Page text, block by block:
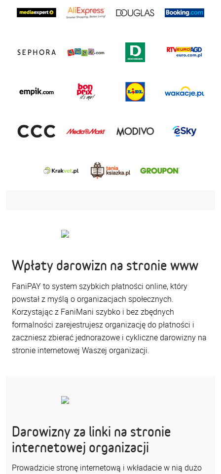
Wpłaty darowizn na stronie www
FaniPAY to system szybkich płatności online, który
powstał z myślą o organizacjach społecznych.
Korzystając z FaniMani szybko i bez zbędnych
formalności zarejestrujesz organizację do płatności i
zaczniesz zbierać jednorazowe i cykliczne darowizny na
stronie internetowej Waszej organizacji.
Darowizny za linki na stronie
internetowej organizacji
Prowadzicie stronę internetową i wkładacie w nią dużo